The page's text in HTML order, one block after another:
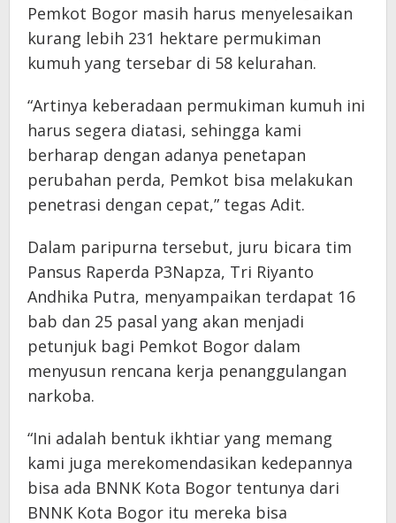
Pemkot Bogor masih harus menyelesaikan
kurang lebih 231 hektare permukiman
kumuh yang tersebar di 58 kelurahan.
“Artinya keberadaan permukiman kumuh ini
harus segera diatasi, sehingga kami
berharap dengan adanya penetapan
perubahan perda, Pemkot bisa melakukan
penetrasi dengan cepat,” tegas Adit.
Dalam paripurna tersebut, juru bicara tim
Pansus Raperda P3Napza, Tri Riyanto
Andhika Putra, menyampaikan terdapat 16
bab dan 25 pasal yang akan menjadi
petunjuk bagi Pemkot Bogor dalam
menyusun rencana kerja penanggulangan
narkoba.
“Ini adalah bentuk ikhtiar yang memang
kami juga merekomendasikan kedepannya
bisa ada BNNK Kota Bogor tentunya dari
BNNK Kota Bogor itu mereka bisa